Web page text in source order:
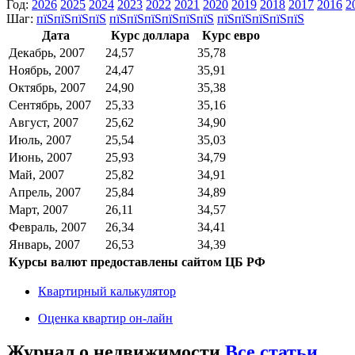
Год: 2026 2025 2024 2023 2022 2021 2020 2019 2018 2017 2016
Шаг: пїЅпїЅпїЅпїЅ пїЅпїЅпїЅпїЅпїЅпїЅ пїЅпїЅпїЅпїЅпїЅ
Дата
Курс доллара
Курс евро
Декабрь, 2007
24,57
35,78
Ноябрь, 2007
24,47
35,91
Октябрь, 2007
24,90
35,38
Сентябрь, 2007
25,33
35,16
Август, 2007
25,62
34,90
Июль, 2007
25,54
35,03
Июнь, 2007
25,93
34,79
Май, 2007
25,82
34,91
Апрель, 2007
25,84
34,89
Март, 2007
26,11
34,57
Февраль, 2007
26,34
34,41
Январь, 2007
26,53
34,39
Курсы валют предоставлены сайтом ЦБ РФ
Квартирный калькулятор
Оценка квартир он-лайн